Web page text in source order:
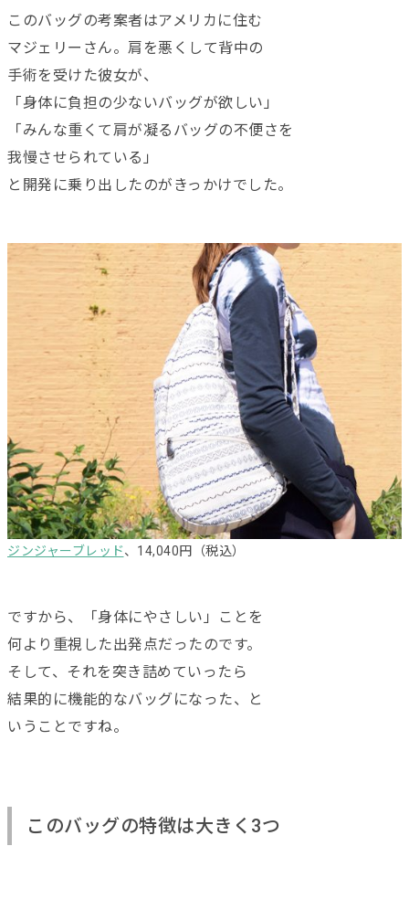
このバッグの考案者はアメリカに住む
マジェリーさん。肩を悪くして背中の
手術を受けた彼女が、
「身体に負担の少ないバッグが欲しい」
「みんな重くて肩が凝るバッグの不便さを
我慢させられている」
と開発に乗り出したのがきっかけでした。
ジンジャーブレッド、14,040円（税込）
ですから、「身体にやさしい」ことを
何より重視した出発点だったのです。
そして、それを突き詰めていったら
結果的に機能的なバッグになった、と
いうことですね。
このバッグの特徴は大きく3つ